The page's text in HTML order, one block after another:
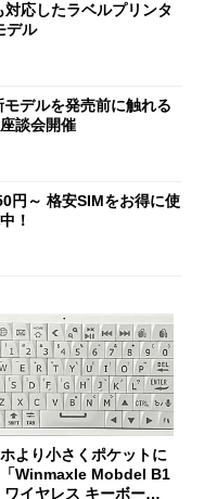
応したラベルプリンタ
デル
デルを発売前に触れる
談会開催
円～ 格安SIMをお得に使
！
より小さくポケットに
「Winmaxle Mobdel B1
ワイヤレス キーボー